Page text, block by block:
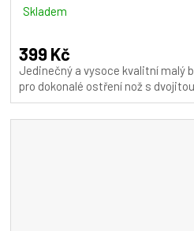
Skladem
399 Kč
Jedinečný a vysoce kvalitní malý
pro dokonalé ostření nož s dvojitou